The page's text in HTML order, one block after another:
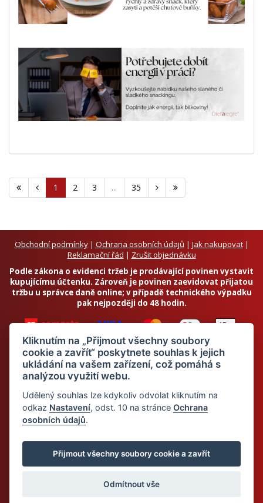
1 2 3 ... 35
Obchodní podmínky| Ochrana osobních údajů | Jak nakupovat|
Reklamační řád | Zrušit objednávku
Podle zákona o evidenci tržeb je prodávající povinen vystavit
kupujícímu účtenku. Zároveň je povinen zaevidovat přijatou
tržbu u správce daně online; v případě technického výpadku
pak nejpozději do 48 hodin.
Chci odebírat newsletter
© 2026 Dietalegre - bílkovinná dieta pro zdravé hubnutí
Kliknutím na „Přijmout všechny soubory
cookie a zavřít“ poskytnete souhlas k jejich
ukládání na vašem zařízení, což pomáhá s
analýzou využití webu.
Udělený souhlas lze kdykoliv odvolat kliknutím na
odkaz Nastavení, odst. 10 na stránceOchrana
osobních údajů.
Přijmout všechny soubory cookie a zavřít
Odmítnout vše